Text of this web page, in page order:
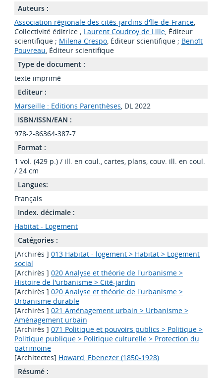
Auteurs :
Association régionale des cités-jardins d'Île-de-France,
Collectivité éditrice ; Laurent Coudroy de Lille, Éditeur
scientifique ; Milena Crespo, Éditeur scientifique ; Benoît
Pouvreau, Éditeur scientifique
Type de document :
texte imprimé
Editeur :
Marseille : Editions Parenthèses, DL 2022
ISBN/ISSN/EAN :
978-2-86364-387-7
Format :
1 vol. (429 p.) / ill. en coul., cartes, plans, couv. ill. en coul.
/ 24 cm
Langues:
Français
Index. décimale :
Habitat - Logement
Catégories :
[Archirès ] 013 Habitat - logement > Habitat > Logement
social
[Archirès ] 020 Analyse et théorie de l'urbanisme >
Histoire de l'urbanisme > Cité-jardin
[Archirès ] 020 Analyse et théorie de l'urbanisme >
Urbanisme durable
[Archirès ] 021 Aménagement urbain > Urbanisme >
Aménagement urbain
[Archirès ] 071 Politique et pouvoirs publics > Politique >
Politique publique > Politique culturelle > Protection du
patrimoine
[Architectes] Howard, Ebenezer (1850-1928)
Résumé :